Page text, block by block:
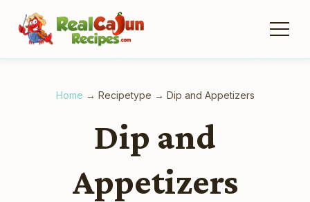
Home → Recipetype → Dip and Appetizers
Dip and
Appetizers